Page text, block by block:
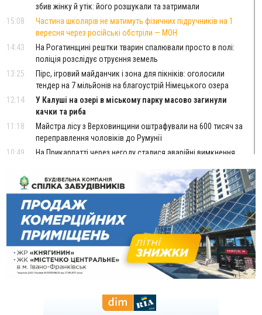
збив жінку й утік: його розшукали та затримали
15:08
Частина школярів не матимуть фізичних підручників на 1
вересня через російські обстріли — МОН
14:43
На Рогатинщині рештки тварин спалювали просто в полі:
поліція розслідує отруєння земель
13:25
Пірс, ігровий майданчик і зона для пікніків: оголосили
тендер на 7 мільйонів на благоустрій Німецького озера
12:14
У Калуші на озері в міському парку масово загинули
качки та риба
11:18
Майстра лісу з Верховинщини оштрафували на 600 тисяч за
переправлення чоловіків до Румунії
10:49
На Прикарпатті через негоду сталися аварійні вимкнення
10:43
За змову на тендері для Долинської лікарні двох
підприємців оштрафували на 272 тисячі гривень
10:09
Яремчанський суд виніс вирок чоловіку, який у Буковелі
вкрав із супермаркету пляшку віскі за 8,5 тисяч
09:53
В урочищі біля Галича археологи відкопали давньоруську
вагову гирку XII–XIII століть
09:39
У Франківську медики провели серію складних операцій
на аорті
У Богородчанах на "зебрі" водій Audi наїхав на